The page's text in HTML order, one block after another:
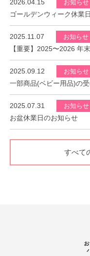
2026.04.15 お知らせ
ゴールデンウィーク休業
2025.11.07 お知らせ
【重要】2025〜2026 年
2025.09.12 お知らせ
一部商品(ベビー用品)の
2025.07.31 お知らせ
お盆休業日のお知らせ
すべて